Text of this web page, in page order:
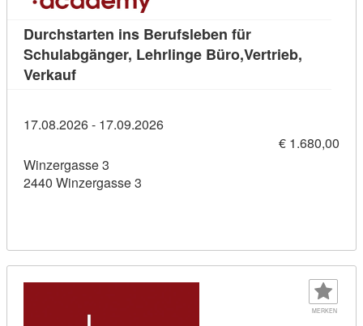
Durchstarten ins Berufsleben für
Schulabgänger, Lehrlinge Büro,Vertrieb,
VerkaufKursdetail: Durchstarten ins Berufsleben für
17.08.2026 - 17.09.2026
€ 1.680,00
Winzergasse 3
2440 Winzergasse 3
MERKEN